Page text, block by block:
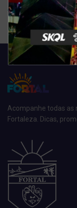
Arquivo de enquete
Acompanhe todas as
Fortaleza. Dicas,